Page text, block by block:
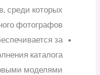
среди которых
фотографов.
за
каталога
моделями.